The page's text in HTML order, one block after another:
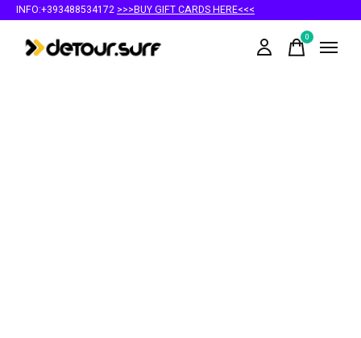
INFO:+393488534172 >>>BUY GIFT CARDS HERE<<<
0items